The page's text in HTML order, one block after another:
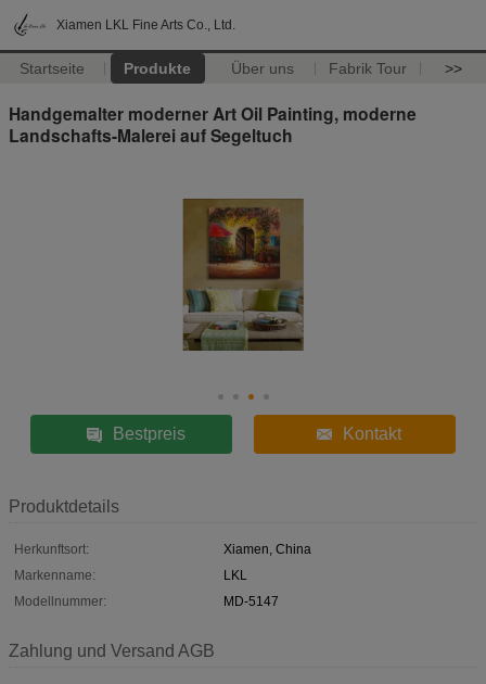
Xiamen LKL Fine Arts Co., Ltd.
Startseite Produkte Über uns Fabrik Tour >>
Handgemalter moderner Art Oil Painting, moderne
Landschafts-Malerei auf Segeltuch
Bestpreis Kontakt
Produktdetails
Herkunftsort:
Xiamen, China
Markenname:
LKL
Modellnummer:
MD-5147
Zahlung und Versand AGB